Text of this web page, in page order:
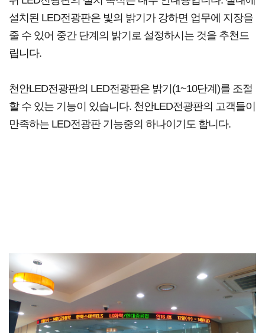
설치된 LED전광판은 빛의 밝기가 강하면 업무에 지장을
줄 수 있어 중간 단계의 밝기로 설정하시는 것을 추천드
립니다.
천안LED전광판의 LED전광판은 밝기(1~10단계)를 조절
할 수 있는 기능이 있습니다. 천안LED전광판의 고객들이
만족하는 LED전광판 기능중의 하나이기도 합니다.